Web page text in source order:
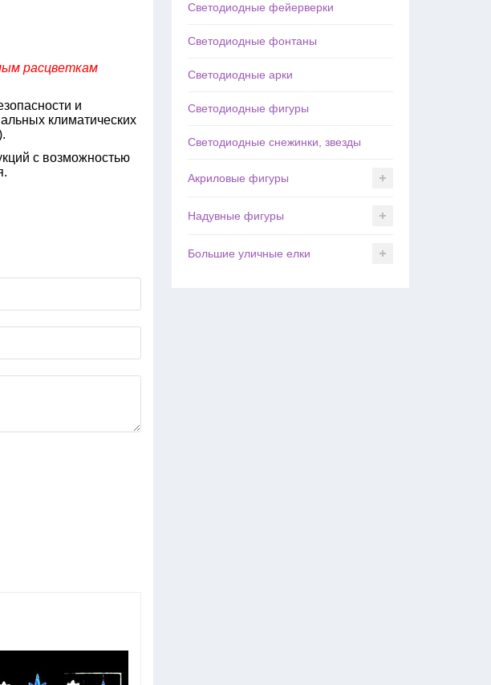
расцветкам
и
климатических
с возможностью
Светодиодные фейерверки
Светодиодные фонтаны
Светодиодные арки
Светодиодные фигуры
Светодиодные снежинки, звезды
Акриловые фигуры
Надувные фигуры
Большие уличные елки